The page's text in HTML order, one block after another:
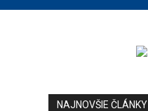
NAJNOVŠIE ČLÁNKY